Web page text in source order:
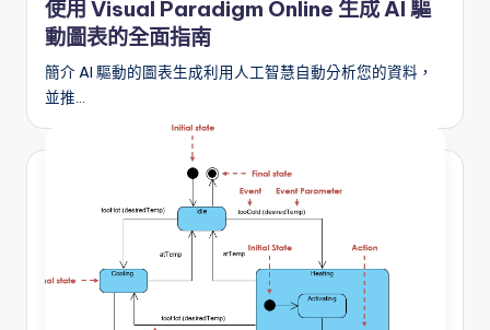
o
n
a
l
e
使用 Visual Paradigm Online 生成 AI 驅
動圖表的全面指南
簡介 AI 驅動的圖表生成利用人工智慧自動分析您的資料，
並推…